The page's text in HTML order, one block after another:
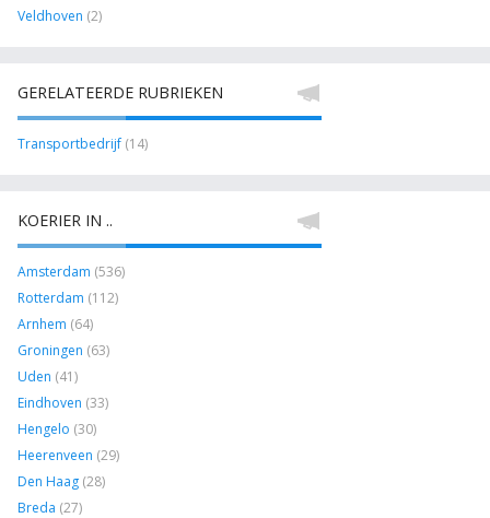
Veldhoven (2)
GERELATEERDE RUBRIEKEN
Transportbedrijf (14)
KOERIER IN ..
Amsterdam (536)
Rotterdam (112)
Arnhem (64)
Groningen (63)
Uden (41)
Eindhoven (33)
Hengelo (30)
Heerenveen (29)
Den Haag (28)
Breda (27)